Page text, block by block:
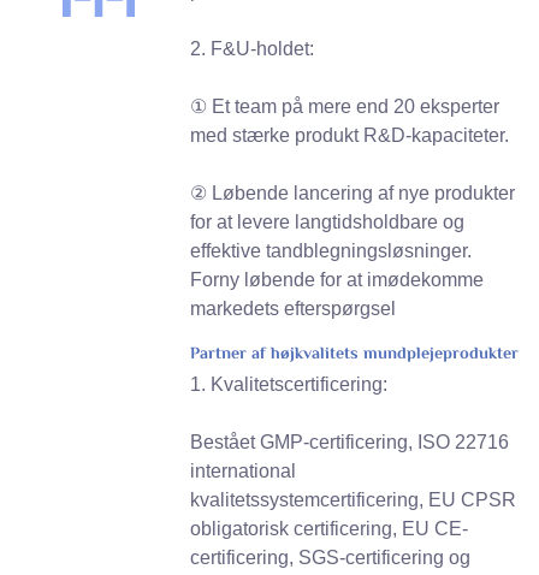
2. F&U-holdet:
① Et team på mere end 20 eksperter
med stærke produkt R&D-kapaciteter.
② Løbende lancering af nye produkter
for at levere langtidsholdbare og
effektive tandblegningsløsninger.
Forny løbende for at imødekomme
markedets efterspørgsel
Partner af højkvalitets mundplejeprodukter
1. Kvalitetscertificering:
Bestået GMP-certificering, ISO 22716
international
kvalitetssystemcertificering, EU CPSR
obligatorisk certificering, EU CE-
certificering, SGS-certificering og